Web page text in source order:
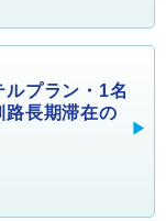
ルプラン・1名
路長期滞在の